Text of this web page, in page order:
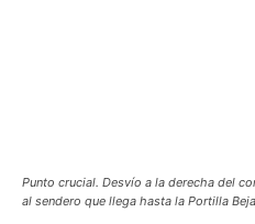
Punto crucial. Desvío a la derecha del
al sendero que llega hasta la Portilla